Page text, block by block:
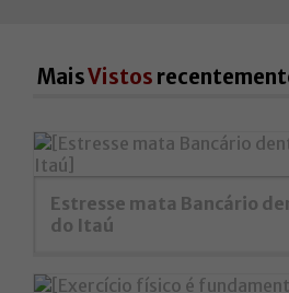
MaisVistos
Estresse mata Bancário
do Itaú